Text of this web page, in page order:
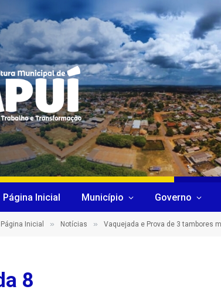
Página Inicial Município Governo
Página Inicial » Notícias » Vaquejada e Prova de 3 tambores
8